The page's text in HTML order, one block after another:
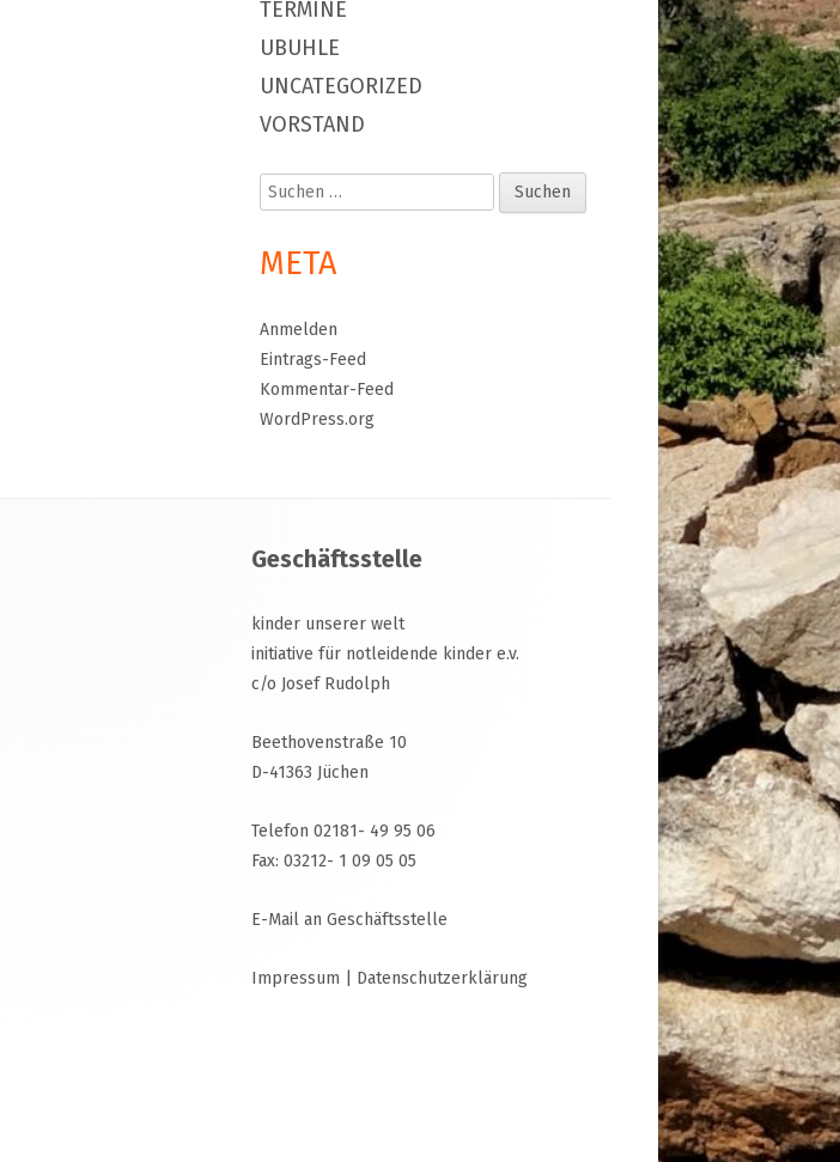
TERMINE
UBUHLE
UNCATEGORIZED
VORSTAND
Suchen
nach:
META
Anmelden
Eintrags-Feed
Kommentar-Feed
WordPress.org
Geschäftsstelle
kinder unserer welt
initiative für notleidende kinder e.v.
c/o Josef Rudolph
Beethovenstraße 10
D-41363 Jüchen
Telefon 02181- 49 95 06
Fax: 03212- 1 09 05 05
E-Mail an Geschäftsstelle
Impressum Datenschutzerklärung